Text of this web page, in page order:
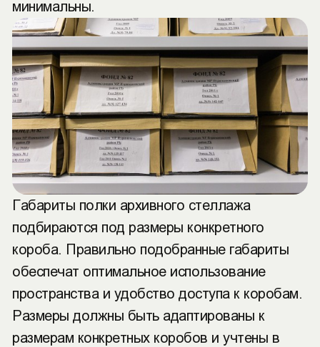
минимальны.
Габариты полки архивного стеллажа
подбираются под размеры конкретного
короба. Правильно подобранные габариты
обеспечат оптимальное использование
пространства и удобство доступа к коробам.
Размеры должны быть адаптированы к
размерам конкретных коробов и учтены в